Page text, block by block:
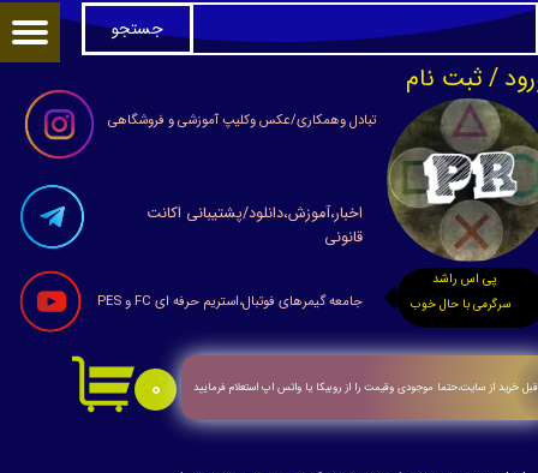
جامعه گیمرهای فوتبال،استریم حرفه ای FC و PES
تبادل وهمکاری/عکس وکلیپ آموزشی و فروشگاهی
اخبار،آموزش،دانلود/پشتیبانی اکانت
قانونی
/ثبت نام
حساب کاربری من
تغییر گذر واژه
سفارشات
خروج از حساب کاربری
جستجو
پی اس راشد
سرگرمی با حال خوب
۰ قبل خرید از سایت،حتما موجودی وقیمت را از روبیکا یا واتس اپ استعلام فرمایید